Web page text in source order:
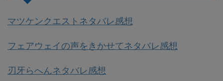
マツケンクエストネタバレ感想
フェアウェイの声をきかせてネタバレ感想
刃牙らへんネタバレ感想